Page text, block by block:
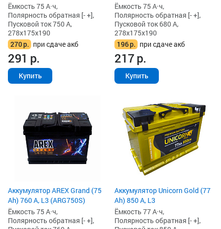
Ёмкость 75 А·ч,
Полярность обратная [- +],
Пусковой ток 750 А,
278x175x190
270р. при сдаче акб
291 р.
Купить
Ёмкость 75 А·ч,
Полярность обратная [- +],
Пусковой ток 680 А,
278x175x190
196р. при сдаче акб
217р.
Купить
Аккумулятор AREX Grand (75
Ah) 760 А, L3 (ARG750S)
Ёмкость 75 А·ч,
Полярность обратная [- +],
Аккумулятор Unicorn Gold (77
Ah) 850 А, L3
Ёмкость 77 А·ч,
Полярность обратная [- +],